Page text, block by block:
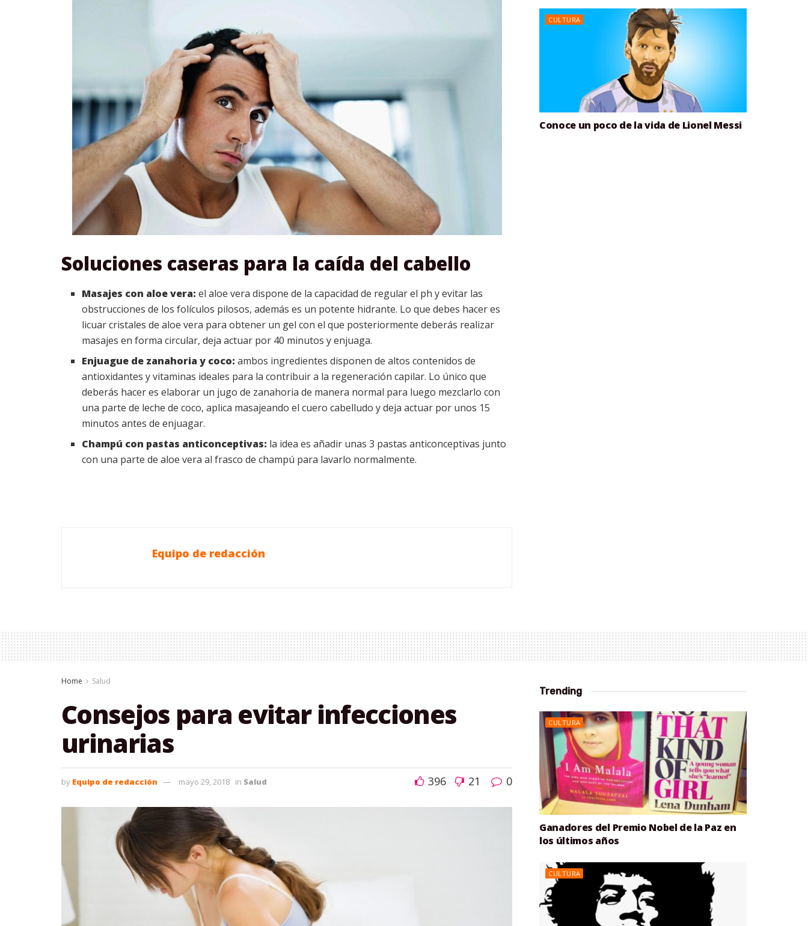
Soluciones caseras para la caída del cabello
Masajes con aloe vera:el aloe vera dispone de la capacidad de regular el ph y evitar las
obstrucciones de los folículos pilosos, además es un potente hidrante. Lo que debes hacer es
licuar cristales de aloe vera para obtener un gel con el que posteriormente deberás realizar
masajes en forma circular, deja actuar por 40 minutos y enjuaga.
Enjuague de zanahoria y coco:ambos ingredientes disponen de altos contenidos de
antioxidantes y vitaminas ideales para la contribuir a la regeneración capilar. Lo único que
deberás hacer es elaborar un jugo de zanahoria de manera normal para luego mezclarlo con
una parte de leche de coco, aplica masajeando el cuero cabelludo y deja actuar por unos 15
minutos antes de enjuagar.
Champú con pastas anticonceptivas: la idea es añadir unas 3 pastas anticonceptivas junto
con una parte de aloe vera al frasco de champú para lavarlo normalmente.
Equipo de redacción
CULTURA
Conoce un poco de la vida de Lionel Messi
Home Salud
Consejos para evitar infecciones
urinarias
by Equipo de redacción mayo 29, 2018 in Salud 396 21 0
Trending
CULTURA
Ganadores del Premio Nobel de la Paz en
los últimos años
CULTURA